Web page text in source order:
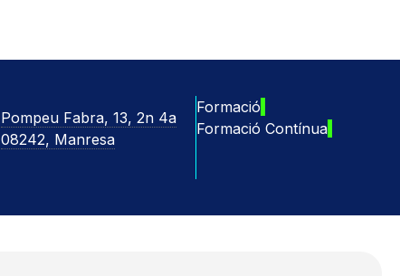
Pompeu Fabra, 13, 2n 4a
08242, Manresa
Formació
Formació Contínua